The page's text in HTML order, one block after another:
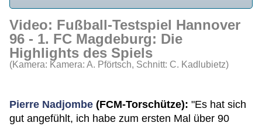
Video: Fußball-Testspiel Hannover
96 - 1. FC Magdeburg: Die
Highlights des Spiels
(Kamera: Kamera: A. Pförtsch, Schnitt: C. Kadlubietz)
Pierre Nadjombe (FCM-Torschütze): "Es hat sich
gut angefühlt, ich habe zum ersten Mal über 90